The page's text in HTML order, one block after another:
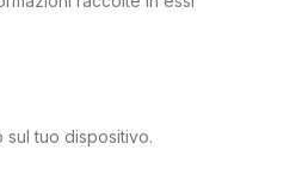
tuo dispositivo.